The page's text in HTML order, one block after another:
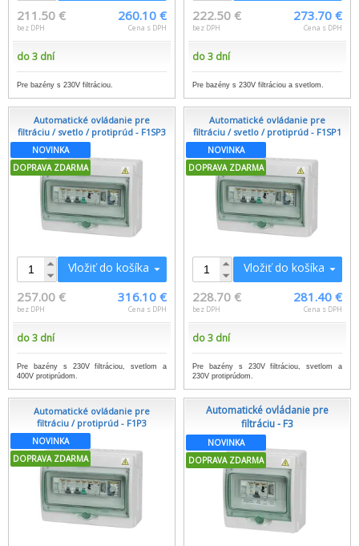
211.50 €
bez DPH
260.10 €
Cena s DPH
do 3 dní
Pre bazény s 230V filtráciou.
222.50 €
bez DPH
273.70 €
Cena s DPH
do 3 dní
Pre bazény s 230V filtráciou a svetlom.
Automatické ovládanie pre
filtráciu / svetlo / protiprúd - F1SP3
NOVINKA
DOPRAVA ZDARMA
Vložiť do košíka
257.00 €
bez DPH
316.10 €
Cena s DPH
do 3 dní
Pre bazény s 230V filtráciou, svetlom a
400V protiprúdom.
Automatické ovládanie pre
filtráciu / svetlo / protiprúd - F1SP1
NOVINKA
DOPRAVA ZDARMA
Vložiť do košíka
228.70 €
bez DPH
281.40 €
Cena s DPH
do 3 dní
Pre bazény s 230V filtráciou, svetlom a
230V protiprúdom.
Automatické ovládanie pre
filtráciu / protiprúd - F1P3
NOVINKA
DOPRAVA ZDARMA
Automatické ovládanie pre
filtráciu - F3
NOVINKA
DOPRAVA ZDARMA